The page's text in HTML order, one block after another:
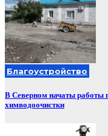
Благоустройство
В Северном начаты работы
химводоочистки